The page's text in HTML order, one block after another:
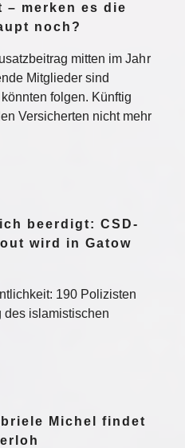
merken es die
noch?
mitten im Jahr
Mitglieder sind
folgen. Künftig
Versicherten nicht mehr
beerdigt: CSD-
wird in Gatow
190 Polizisten
des islamistischen
Michel findet